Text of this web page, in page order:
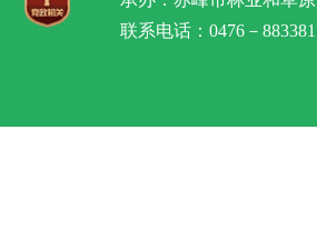
联系电话：0476－